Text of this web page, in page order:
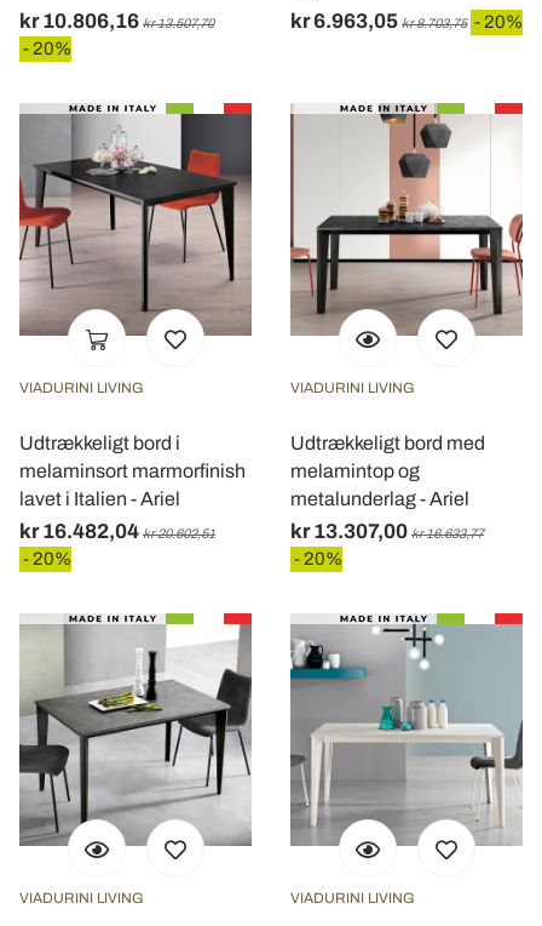
kr 10.806,16 kr 13.507,70
- 20%
kr 6.963,05 kr 8.703,75 - 20%
VIADURINI LIVING
Udtrækkeligt bord i
melaminsort marmorfinish
lavet i Italien - Ariel
kr 16.482,04 kr 20.602,51
- 20%
VIADURINI LIVING
Udtrækkeligt bord med
melamintop og
metalunderlag - Ariel
kr 13.307,00 kr 16.633,77
- 20%
VIADURINI LIVING VIADURINI LIVING